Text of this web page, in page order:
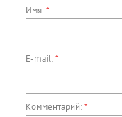
Имя:*
E-mail:*
Комментарий:*